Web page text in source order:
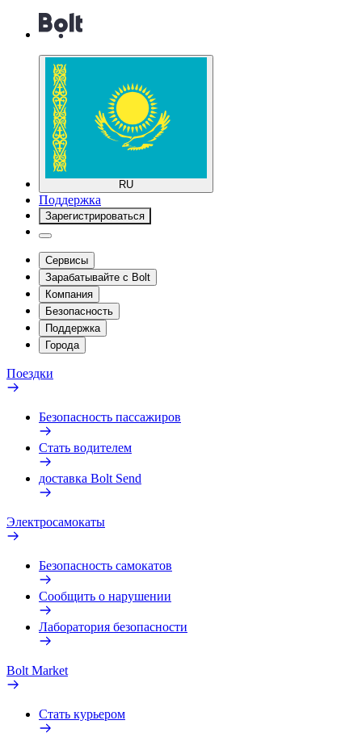
RU
Поддержка
Зарегистрироваться
Сервисы
Зарабатывайте с Bolt
Компания
Безопасность
Поддержка
Города
Поездки
Безопасность пассажиров
Стать водителем
доставка Bolt Send
Электросамокаты
Безопасность самокатов
Сообщить о нарушении
Лаборатория безопасности
Bolt Market
Стать курьером